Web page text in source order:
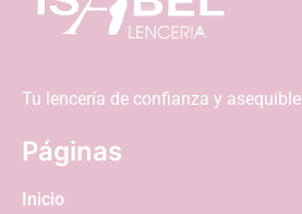
Tu lencería de confianza y asequible
Páginas
Inicio